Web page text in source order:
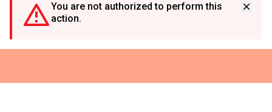
You are not authorized to perform this
action.